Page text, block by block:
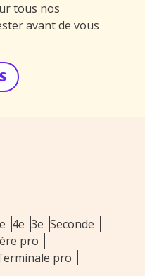
tous nos
avant de vous
4e 3e Seconde
pro
pro